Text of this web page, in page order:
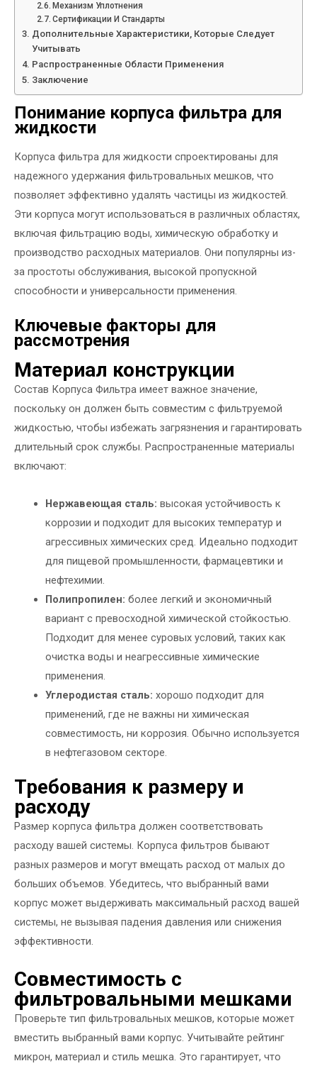
Механизм Уплотнения
Сертификации И Стандарты
Дополнительные Характеристики, Которые Следует
Учитывать
Распространенные Области Применения
Заключение
Понимание корпуса фильтра для
жидкости
Корпуса фильтра для жидкости спроектированы для
надежного удержания фильтровальных мешков, что
позволяет эффективно удалять частицы из жидкостей.
Эти корпуса могут использоваться в различных областях,
включая фильтрацию воды, химическую обработку и
производство расходных материалов. Они популярны из-
за простоты обслуживания, высокой пропускной
способности и универсальности применения.
Ключевые факторы для
рассмотрения
Материал конструкции
Состав Корпуса Фильтра имеет важное значение,
поскольку он должен быть совместим с фильтруемой
жидкостью, чтобы избежать загрязнения и гарантировать
длительный срок службы. Распространенные материалы
включают:
Нержавеющая сталь: высокая устойчивость к
коррозии и подходит для высоких температур и
агрессивных химических сред. Идеально подходит
для пищевой промышленности, фармацевтики и
нефтехимии.
Полипропилен: более легкий и экономичный
вариант с превосходной химической стойкостью.
Подходит для менее суровых условий, таких как
очистка воды и неагрессивные химические
применения.
Углеродистая сталь: хорошо подходит для
применений, где не важны ни химическая
совместимость, ни коррозия. Обычно используется
в нефтегазовом секторе.
Требования к размеру и
расходу
Размер корпуса фильтра должен соответствовать
расходу вашей системы. Корпуса фильтров бывают
разных размеров и могут вмещать расход от малых до
больших объемов. Убедитесь, что выбранный вами
корпус может выдерживать максимальный расход вашей
системы, не вызывая падения давления или снижения
эффективности.
Совместимость с
фильтровальными мешками
Проверьте тип фильтровальных мешков, которые может
вместить выбранный вами корпус. Учитывайте рейтинг
микрон, материал и стиль мешка. Это гарантирует, что